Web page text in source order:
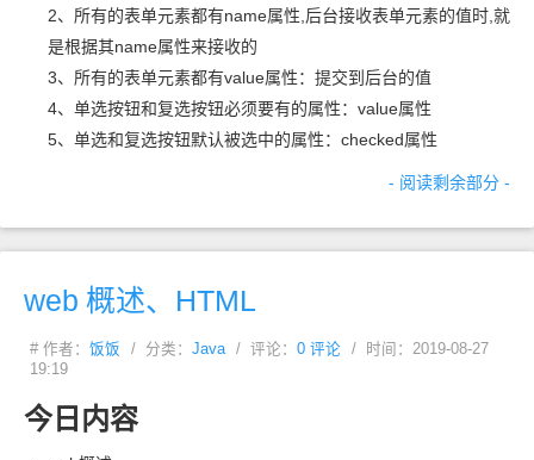
2、所有的表单元素都有name属性 后台接收表单元素的值时 就
是根据其name属性来接收的
3、所有的表单元素都有value属性：提交到后台的值
4、单选按钮和复选按钮必须要有的属性：value属性
5、单选和复选按钮默认被选中的属性：checked属性
- 阅读剩余部分 -
web 概述、HTML
# 作者： 饭饭 / 分类： Java / 评论： 0 评论
/ 时间：2019-08-27
19:19
今日内容